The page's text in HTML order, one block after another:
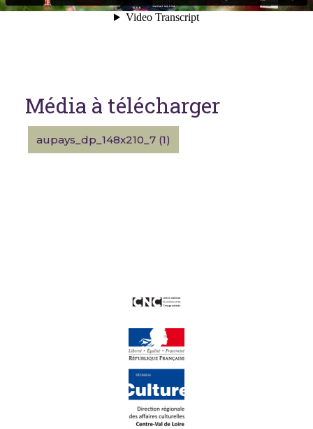
Média à télécharger
aupays_dp_148x210_7 (1)